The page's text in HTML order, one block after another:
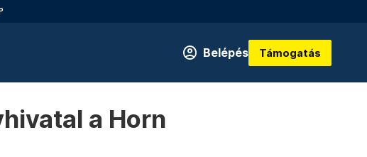
Belépés Támogatás
a Horn